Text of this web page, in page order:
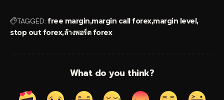
TAGGED: free margin margin call forexmargin level
stop out forexล้างพอร์ต forex
What do you think?